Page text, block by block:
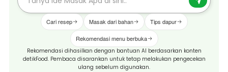
Cari resep Masak dari bahan Tips dapur
Rekomendasi menu berbuka
Rekomendasi dihasilkan dengan bantuan AI berdasarkan konten
detikFood. Pembaca disarankan untuk tetap melakukan pengecekan
ulang sebelum digunakan.